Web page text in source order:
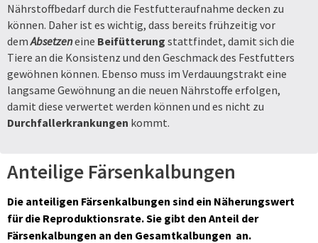
Nährstoffbedarf durch die Festfutteraufnahme decken zu
können. Daher ist es wichtig, dass bereits frühzeitig vor
demAbsetzeneine Beifütterung stattfindet, damit sich die
Tiere an die Konsistenz und den Geschmack des Festfutters
gewöhnen können. Ebenso muss im Verdauungstrakt eine
langsame Gewöhnung an die neuen Nährstoffe erfolgen,
damit diese verwertet werden können und es nicht zu
Durchfallerkrankungen kommt.
Anteilige Färsenkalbungen
Die anteiligen Färsenkalbungen sind ein Näherungswert
für die Reproduktionsrate. Sie gibt den Anteil der
Färsenkalbungen an den Gesamtkalbungen an.